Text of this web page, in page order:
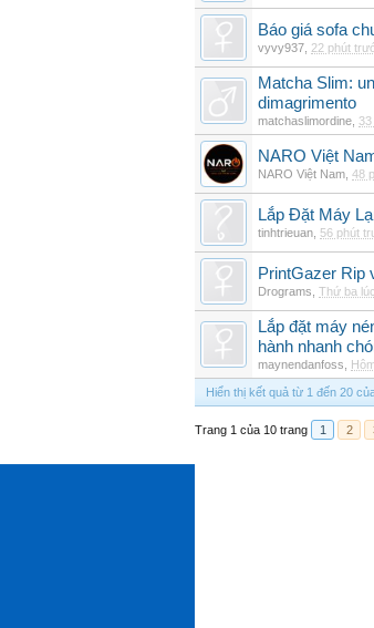
Báo giá sofa
vyvy937 22 phút
Matcha Slim:
dimagrimento
matchaslimordine
NARO Việt
NARO Việt Nam 48
Lắp Đặt Máy
tinhtrieuan 56 phút
PrintGazer Rip
Drograms Thứ ba
Lắp đặt máy
hành nhanh
maynendanfoss
Hiển thị kết quả từ 1 đến 20
Trang 1 của 10 trang 1 2